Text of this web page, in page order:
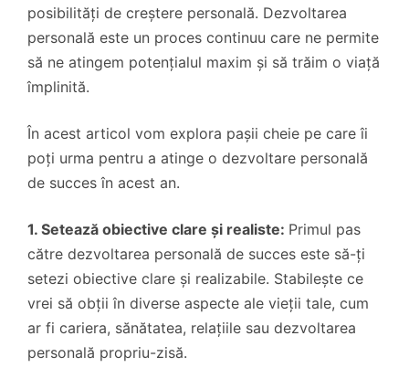
posibilități de creștere personală. Dezvoltarea
personală este un proces continuu care ne permite
să ne atingem potențialul maxim și să trăim o viață
împlinită.
În acest articol vom explora pașii cheie pe care îi
poți urma pentru a atinge o dezvoltare personală
de succes în acest an.
1. Setează obiective clare și realiste: Primul pas
către dezvoltarea personală de succes este să-ți
setezi obiective clare și realizabile. Stabilește ce
vrei să obții în diverse aspecte ale vieții tale, cum
ar fi cariera, sănătatea, relațiile sau dezvoltarea
personală propriu-zisă.